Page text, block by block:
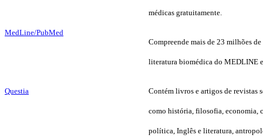
médicas gratuitamente.
MedLine/PubMed
Compreende mais de 23 milhões
literatura biomédica do MEDLINE
Questia Contém livros e artigos de revistas
como história, filosofia, economia,
política, Inglês e literatura,